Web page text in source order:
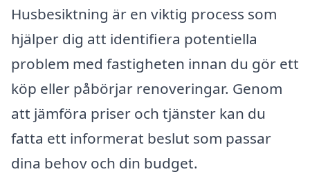
Husbesiktning är en viktig process som
hjälper dig att identifiera potentiella
problem med fastigheten innan du gör ett
köp eller påbörjar renoveringar. Genom
att jämföra priser och tjänster kan du
fatta ett informerat beslut som passar
dina behov och din budget.